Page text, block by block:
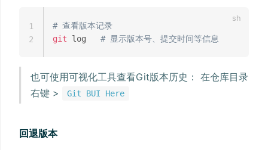
# 查看版本记录
git log # 显示版本号、提交时间等信息
1
2
也可使用可视化工具查看Git版本历史： 在仓库目录
右键 >
Git BUI Here
回退版本